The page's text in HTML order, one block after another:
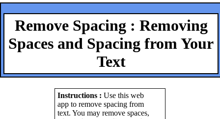
Remove Spacing : Removing
Spaces and Spacing from Your
Text
Instructions : Use this web
app to remove spacing from
text. You may remove spaces,